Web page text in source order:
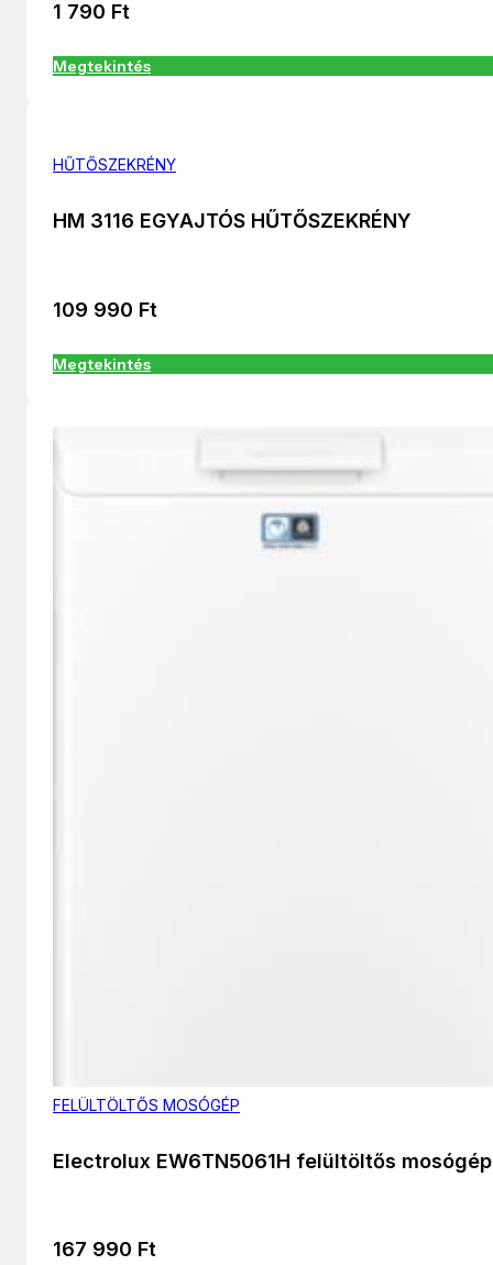
1 790 Ft
Megtekintés
HŰTŐSZEKRÉNY
HM 3116 EGYAJTÓS HŰTŐSZEKRÉNY
109 990 Ft
Megtekintés
FELÜLTÖLTŐS MOSÓGÉP
Electrolux EW6TN5061H felültöltős mosógép
167 990 Ft